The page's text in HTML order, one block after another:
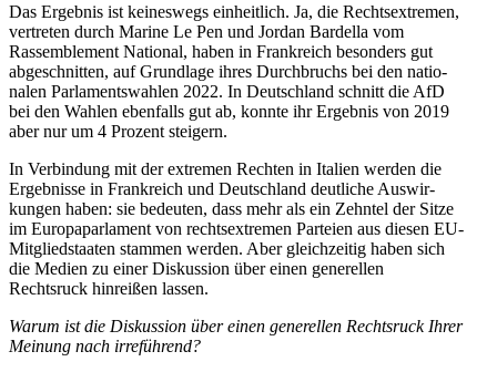
Das Ergebnis ist keineswegs einheitlich. Ja, die Rechts­extremen,
vertreten durch Marine Le Pen und Jordan Bardella vom
Rassem­blement National, haben in Frank­reich besonders gut
abgeschnitten, auf Grundlage ihres Durch­bruchs bei den natio­
nalen Parla­ments­wahlen 2022. In Deutschland schnitt die AfD
bei den Wahlen ebenfalls gut ab, konnte ihr Ergebnis von 2019
aber nur um 4 Prozent steigern.
In Verbindung mit der extremen Rechten in Italien werden die
Ergeb­nisse in Frank­reich und Deutschland deutliche Auswir­
kungen haben: sie bedeuten, dass mehr als ein Zehntel der Sitze
im Europa­par­lament von rechts­extremen Parteien aus diesen EU-
Mitglied­staaten stammen werden. Aber gleich­zeitig haben sich
die Medien zu einer Diskussion über einen generellen
Rechtsruck hinreißen lassen.
Warum ist die Diskussion über einen generellen Rechtsruck Ihrer
Meinung nach irreführend?